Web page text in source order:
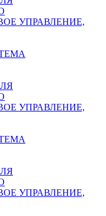
УПРАВЛЕНИЕ,
УПРАВЛЕНИЕ,
УПРАВЛЕНИЕ,